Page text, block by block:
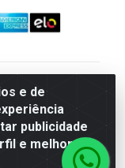
e de
publicidade
e melhorar a
Rua Riachão,
Jaboatão dos
- CNPJ